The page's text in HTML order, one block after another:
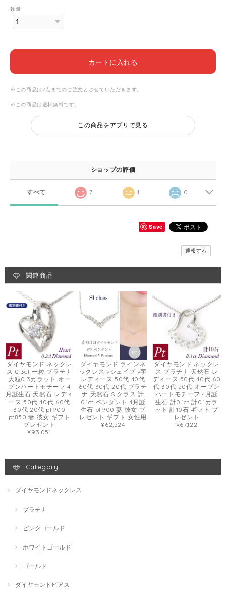
数量
カートに入れる
※この商品は2点までのご注文とさせていただきます。
※この商品は 送料無料です。
この商品をアプリで見る
ショップの評価
すべて 7 1 0
Save
通報する
関連商品
ダイヤモンド ネックレ
ス 0.3ct 一粒 プラチナ
大粒0.3カラット オー
プンハートモチーフ 4
月誕生石 天然石 レディ
ース 50代 40代 60代
30代 20代 pt900
pt850 妻 彼女 ギフト
プレゼント
¥93,051
ダイヤモンド ラインネ
ックレス vシェイプ v字
レディース 50代 40代
60代 30代 20代 プラチ
ナ 天然石 SIクラス 計
0.1ct ペンダント 4月誕
生石 pt900 妻 彼女 プ
レゼント ギフト 女性用
¥62,524
ダイヤモンド ネックレ
ス プラチナ 天然石 レ
ディース 50代 40代 60
代 30代 20代 オープン
ハートモチーフ 4月誕
生石 計0.1ct 計0.1カラ
ット 計10石 ギフト プ
レゼント
¥67,122
Category
ダイヤモンドネックレス
プラチナ
ピンクゴールド
ホワイトゴールド
ゴールド
ダイヤモンドピアス